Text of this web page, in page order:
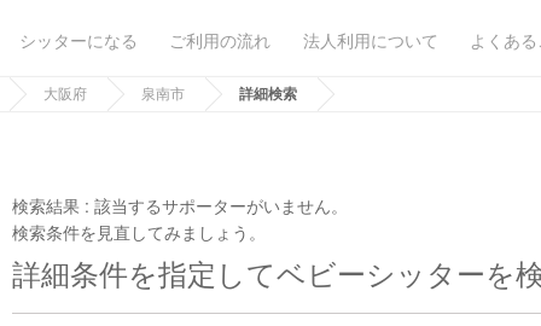
シッターになる ご利用の流れ 法人利用について よくあ
大阪府 泉南市 詳細検索
検索結果 :該当するサポーターがいません。
検索条件を見直してみましょう。
詳細条件を指定してベビーシッターを